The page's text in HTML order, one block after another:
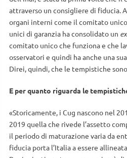
attraverso un consigliere di fiducia.
organi interni come il comitato
unici di garanzia ha consolidato un
comitato unico che funziona e che
osservatori e quindi ha anche una
Direi, quindi, che le tempistiche
E per quanto riguarda le
«Storicamente, i Cug nascono nel
2019 quella che rivede l’assetto
il periodo di maturazione varia da
fiducia porta l’Italia a essere